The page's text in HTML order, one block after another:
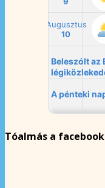
Tóalmás a